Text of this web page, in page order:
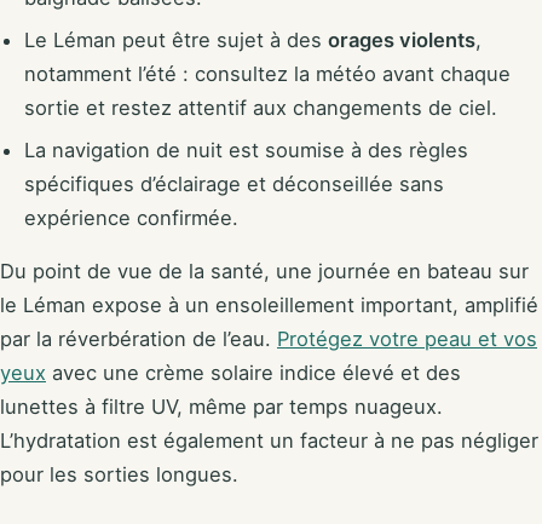
Le Léman peut être sujet à des orages violents,
notamment l’été : consultez la météo avant chaque
sortie et restez attentif aux changements de ciel.
La navigation de nuit est soumise à des règles
spécifiques d’éclairage et déconseillée sans
expérience confirmée.
Du point de vue de la santé, une journée en bateau sur
le Léman expose à un ensoleillement important, amplifié
par la réverbération de l’eau. Protégez votre peau et vos
yeux avec une crème solaire indice élevé et des
lunettes à filtre UV, même par temps nuageux.
L’hydratation est également un facteur à ne pas négliger
pour les sorties longues.